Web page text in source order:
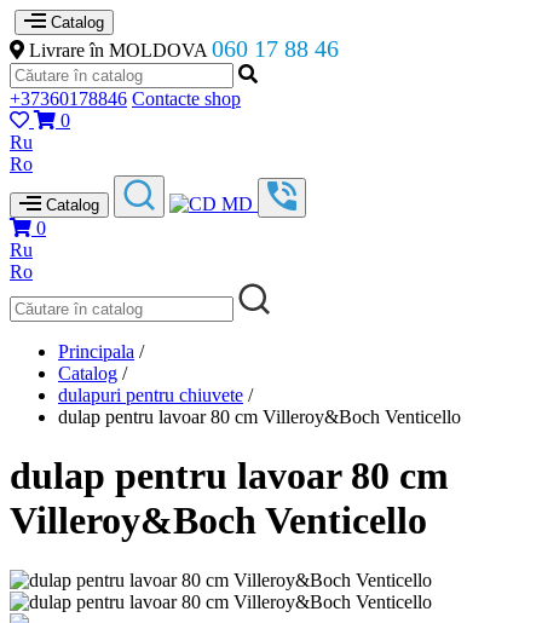
Catalog
Livrare în MOLDOVA 060 17 88 46
+37360178846 Contacte shop
0
Ru
Ro
Catalog
0
Ru
Ro
Principala /
Catalog /
dulapuri pentru chiuvete /
dulap pentru lavoar 80 cm Villeroy&Boch Venticello
dulap pentru lavoar 80 cm
Villeroy&Boch Venticello